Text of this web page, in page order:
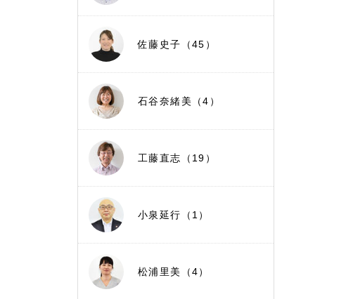
佐藤史子（45）
石谷奈緒美（4）
工藤直志（19）
小泉延行（1）
松浦里美（4）